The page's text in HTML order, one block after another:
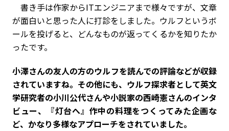
書き手は作家からITエンジニアまで様々ですが、文章
が面白いと思った人に打診をしました。ウルフというボ
ールを投げると、どんなものが返ってくるかを知りたか
ったです。
――小澤さんの友人の方のウルフを読んでの評論などが収録
されていますね。その他にも、ウルフ探求者として英文
学研究者の小川公代さんや小説家の西崎憲さんのインタ
ビュー、『灯台へ』作中の料理をつくってみた企画な
ど、かなり多様なアプローチをされていました。